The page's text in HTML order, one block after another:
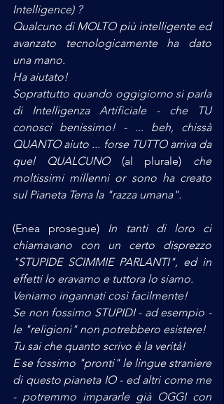
Intelligence) ?
Qualcuno di MOLTO più intelligente ed
avanzato tecnologicamente ha dato
una mano.
Ha aiutato!
Soprattutto quando oggigiorno si parla
di Intelligenza Artificiale - che TU
conosci benissimo! - ... beh, chissà
QUANTO aiuto ... forse TUTTO arriva da
quel QUALCUNO (al plurale) che
moltissimi millenni or sono ha creato
sul Pianeta Terra la "razza umana".
(Enea prosegue) In tanti di loro ci
chiamavano con un certo disprezzo
"STUPIDE SCIMMIE PARLANTI", ed in
effetti lo eravamo e tuttora lo siamo.
Veniamo ingannati così facilmente!
Se non fossimo STUPIDI - ad esempio -
le "religioni" non potrebbero esistere!
Tu sai che quanto scrivo è la verità!
E se fossimo "pronti" le lingue straniere
di questo pianeta IO - ed altri come me
- potremmo impararle già OGGI con